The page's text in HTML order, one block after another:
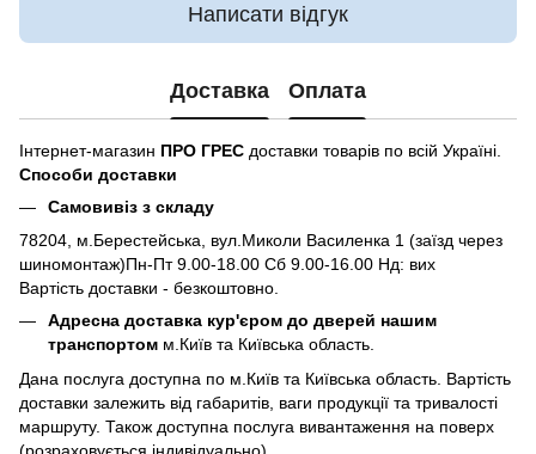
Написати відгук
Доставка Оплата
Інтернет-магазин ПРО ГРЕС доставки товарів по всій Україні.
Способи доставки
Самовивіз з складу
78204, м.Берестейська, вул.Миколи Василенка 1 (заїзд через
шиномонтаж)Пн-Пт 9.00-18.00 Сб 9.00-16.00 Нд: вих
Вартість доставки - безкоштовно.
Адресна доставка кур'єром до дверей нашим
транспортом м.Київ та Київська область.
Дана послуга доступна по м.Київ та Київська область. Вартість
доставки залежить від габаритів, ваги продукції та тривалості
маршруту. Також доступна послуга вивантаження на поверх
(розраховується індивідуально) .